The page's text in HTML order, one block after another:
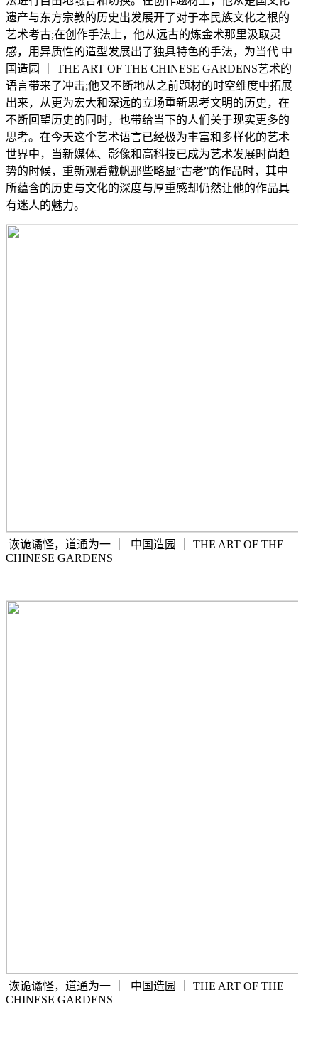
遗产与东方宗教的历史出发展开了对于本民族文化之根的
艺术考古;在创作手法上，他从远古的炼金术那里汲取灵
感，用异质性的造型发展出了独具特色的手法，为当代 中
国造园
THE ART OF THE CHINESE GARDENS艺术的
语言带来了冲击;他又不断地从之前题材的时空维度中拓展
出来，从更为宏大和深远的立场重新思考文明的历史，在
不断回望历史的同时，也带给当下的人们关于现实更多的
思考。在今天这个艺术语言已经极为丰富和多样化的艺术
世界中，当新媒体、影像和高科技已成为艺术发展时尚趋
势的时候，重新观看戴帆那些略显“古老”的作品时，其中
所蕴含的历史与文化的深度与厚重感却仍然让他的作品具
有迷人的魅力。
诙诡谲怪，道通为一 中国造园
THE ART OF THE
CHINESE GARDENS
诙诡谲怪，道通为一 中国造园
THE ART OF THE
CHINESE GARDENS